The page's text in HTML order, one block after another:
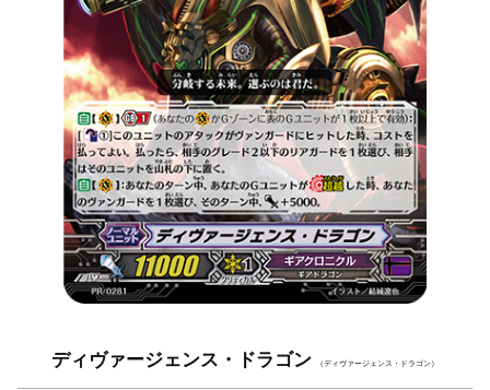
ディヴァージェンス・ドラゴン （ディヴァージェンス・ドラゴン）